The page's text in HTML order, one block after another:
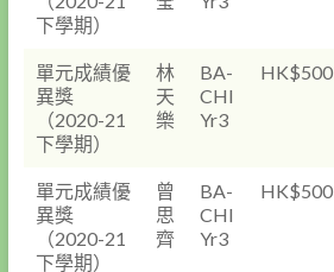
下學期）
單元成績優
異獎
（2020-21
下學期）
林
天
樂
BA-
CHI
Yr3
HK$500
單元成績優
異獎
（2020-21
下學期）
曾
思
齊
BA-
CHI
Yr3
HK$500